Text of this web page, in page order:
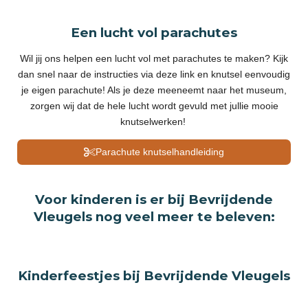
Een lucht vol parachutes
Wil jij ons helpen een lucht vol met parachutes te maken? Kijk
dan snel naar de instructies via deze link en knutsel eenvoudig
je eigen parachute! Als je deze meeneemt naar het museum,
zorgen wij dat de hele lucht wordt gevuld met jullie mooie
knutselwerken!
Parachute knutselhandleiding
Voor kinderen is er bij Bevrijdende
Vleugels nog veel meer te beleven:
Kinderfeestjes bij Bevrijdende Vleugels